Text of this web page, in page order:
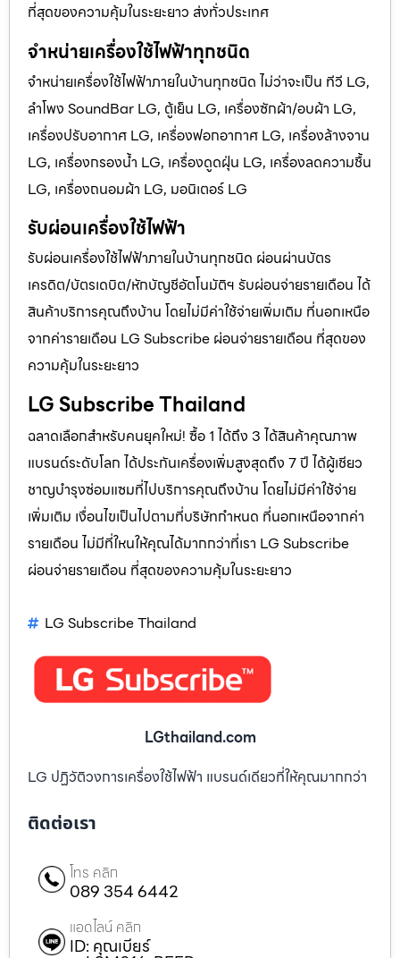
ที่สุดของความคุ้มในระยะยาว ส่งทั่วประเทศ
จำหน่ายเครื่องใช้ไฟฟ้าทุกชนิด
จำหน่ายเครื่องใช้ไฟฟ้าภายในบ้านทุกชนิด ไม่ว่าจะเป็น ทีวี LG,
ลำโพง SoundBar LG, ตู้เย็น LG, เครื่องซักผ้า/อบผ้า LG,
เครื่องปรับอากาศ LG, เครื่องฟอกอากาศ LG, เครื่องล้างจาน
LG, เครื่องกรองน้ำ LG, เครื่องดูดฝุ่น LG, เครื่องลดความชื้น
LG, เครื่องถนอมผ้า LG, มอนิเตอร์ LG
รับผ่อนเครื่องใช้ไฟฟ้า
รับผ่อนเครื่องใช้ไฟฟ้าภายในบ้านทุกชนิด ผ่อนผ่านบัตร
เครดิต/บัตรเดบิต/หักบัญชีอัตโนมัติฯ รับผ่อนจ่ายรายเดือน ได้
สินค้าบริการคุณถึงบ้าน โดยไม่มีค่าใช้จ่ายเพิ่มเติม ที่นอกเหนือ
จากค่ารายเดือน LG Subscribe ผ่อนจ่ายรายเดือน ที่สุดของ
ความคุ้มในระยะยาว
LG Subscribe Thailand
ฉลาดเลือกสำหรับคนยุคใหม่! ซื้อ 1 ได้ถึง 3 ได้สินค้าคุณภาพ
แบรนด์ระดับโลก ได้ประกันเครื่องเพิ่มสูงสุดถึง 7 ปี ได้ผู้เชียว
ชาญบำรุงซ่อมแซมที่ไปบริการคุณถึงบ้าน โดยไม่มีค่าใช้จ่าย
เพิ่มเติม เงื่อนไขเป็นไปตามที่บริษัทกำหนด ที่นอกเหนือจากค่า
รายเดือน ไม่มีที่ใหนให้คุณได้มากกว่าที่เรา LG Subscribe
ผ่อนจ่ายรายเดือน ที่สุดของความคุ้มในระยะยาว
LG Subscribe Thailand
LGthailand.com
LG ปฏิวัติวงการเครื่องใช้ไฟฟ้า แบรนด์เดียวที่ให้คุณมากกว่า
ติดต่อเรา
โทร คลิก
089 354 6442
แอดไลน์ คลิก
ID: คุณเบียร์